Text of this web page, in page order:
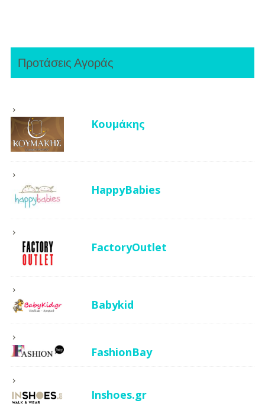
Προτάσεις Αγοράς
Κουμάκης
HappyBabies
FactoryOutlet
Babykid
FashionBay
Inshoes.gr